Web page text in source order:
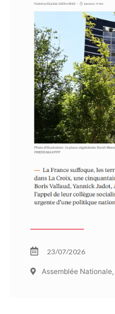
23/07/2026
Assemblée